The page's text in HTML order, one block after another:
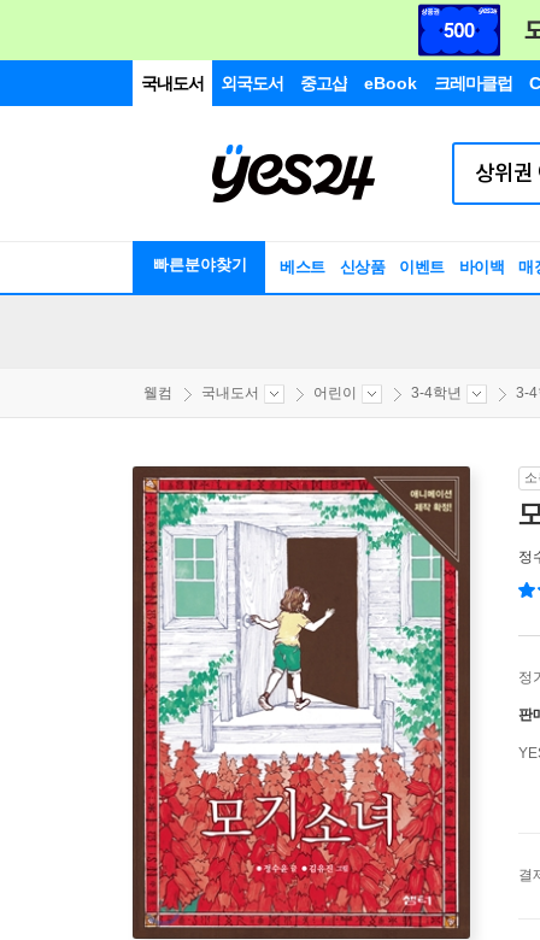
국내도서 외국도서 중고샵 eBook 크레마클럽
빠른분야찾기 베스트 신상품 이벤트 바이백 매
웰컴 국내도서 어린이 3-4학년 3-4
정
정
판
결